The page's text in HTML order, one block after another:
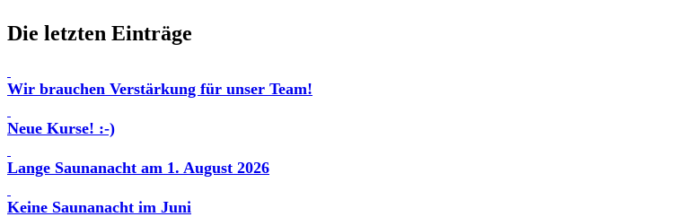
Die letzten Einträge
Wir brauchen Verstärkung für unser Team!
Neue Kurse! :-)
Lange Saunanacht am 1. August 2026
Keine Saunanacht im Juni